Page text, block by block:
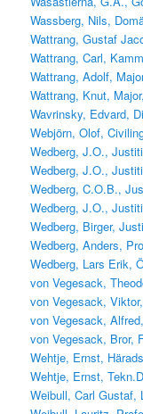
Wassberg, Nils,
Wattrang, Gustaf
Wattrang, Carl,
Wattrang, Adolf,
Wattrang, Knut,
Wavrinsky, Edvard,
Webjörn, Olof,
Wedberg, J.O.,
Wedberg, J.O.,
Wedberg, C.O.B.,
Wedberg, J.O.,
Wedberg, Birger,
Wedberg, Anders,
Wedberg, Lars Erik,
von Vegesack,
von Vegesack,
von Vegesack,
von Vegesack, Bror,
Wehtje, Ernst,
Wehtje, Ernst,
Weibull, Carl Gustaf,